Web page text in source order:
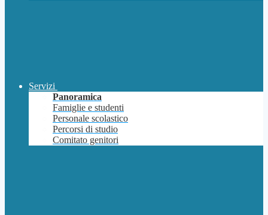
Servizi
Panoramica
Famiglie e studenti
Personale scolastico
Percorsi di studio
Comitato genitori